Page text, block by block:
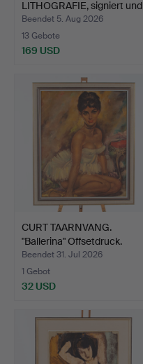
LITHOGRAFIE, signiert und
num…
Beendet 5. Aug 2026
13 Gebote
169 USD
CURT TAARNVANG.
"Ballerina" Offsetdruck.
Beendet 31. Jul 2026
1 Gebot
32 USD